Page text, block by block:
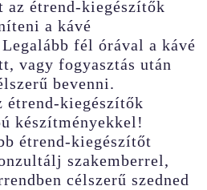
az étrend-kiegészítők
a kávé
fél órával a kávé
vagy fogyasztás után
bevenni.
étrend-kiegészítők
készítményekkel!
étrend-kiegészítőt
szakemberrel,
célszerű szedned